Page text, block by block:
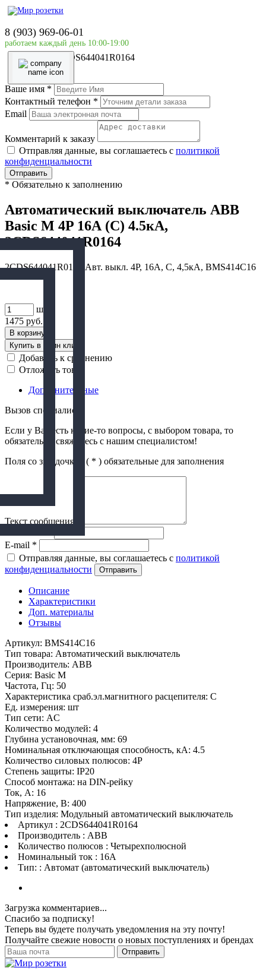
8 (903) 969-06-01
работаем каждый день 10:00-19:00
Главная страница
ABB
Автоматический выключатель ABB Basic M 4P 16А (C)
4.5кА, 2CDS644041R0164
Ваше имя *
Контактный телефон *
Email
Комментарий к заказу
Отправляя данные, вы соглашаетесь с политикой
конфиденциальности
Отправить
* Обязательно к заполнению
Автоматический выключатель ABB
Basic M 4P 16А (C) 4.5кА,
2CDS644041R0164
2CDS644041R0164 Авт. выкл. 4P, 16A, C, 4,5кА, BMS414C16
шт
1475 руб.
В корзину
Купить в один клик
Добавить к сравнению
Отложить товар
Дополнительные
Вызов специалиста
Если у Вас есть какие-то вопросы, с выбором товара, то
обязательно свяжитесь с нашим специалистом!
Поля со звездочкой ( * ) обязательные для заполнения
Текст сообщения
E-mail *
Отправляя данные, вы соглашаетесь с политикой
конфиденциальности
Отправить
Описание
Характеристики
Доп. материалы
Отзывы
Артикул: BMS414C16
Тип товара: Автоматический выключатель
Производитель: ABB
Серия: Basic M
Частота, Гц: 50
Характеристика сраб.эл.магнитного расцепителя: C
Ед. измерения: шт
Тип сети: AC
Количество модулей: 4
Глубина установочная, мм: 69
Номинальная отключающая способность, кA: 4.5
Количество силовых полюсов: 4P
Степень защиты: IP20
Способ монтажа: на DIN-рейку
Ток, А: 16
Напряжение, В: 400
Тип изделия: Модульный автоматический выключатель
Артикул : 2CDS644041R0164
Производитель : ABB
Количество полюсов : Четырехполюсной
Номинальный ток : 16A
Тип: : Автомат (автоматический выключатель)
Загрузка комментариев...
Спасибо за подписку!
Теперь вы будете получать уведомления на эту почту!
Получайте свежие новости о новых поступлениях и брендах
Отправить